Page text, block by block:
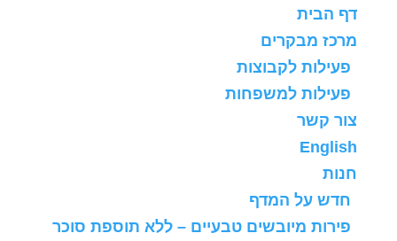
דף הבית
מרכז מבקרים
פעילות לקבוצות
פעילות למשפחות
צור קשר
English
חנות
חדש על המדף
פירות מיובשים טבעיים – ללא תוספת סוכר